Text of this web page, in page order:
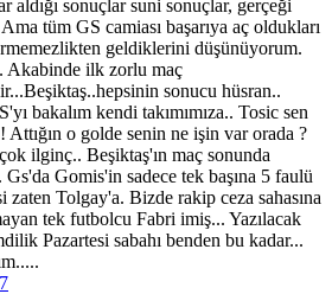
aldığı sonuçlar suni sonuçlar, gerçeği
tüm GS camiası başarıya aç oldukları
geldiklerini düşünüyorum.
ilk zorlu maç
sonucu hüsran..
bakalım kendi takımımıza.. Tosic sen
Attığın o golde senin ne işin var orada ?
ilginç.. Beşiktaş'ın maç sonunda
Gomis'in sadece tek başına 5 faulü
zaten Tolgay'a. Bizde rakip ceza sahasına
tek futbolcu Fabri imiş... Yazılacak
Pazartesi sabahı benden bu kadar...